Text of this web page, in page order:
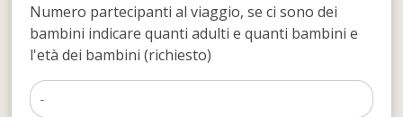
Numero partecipanti al viaggio, se ci sono dei
bambini indicare quanti adulti e quanti bambini e
l'età dei bambini (richiesto)